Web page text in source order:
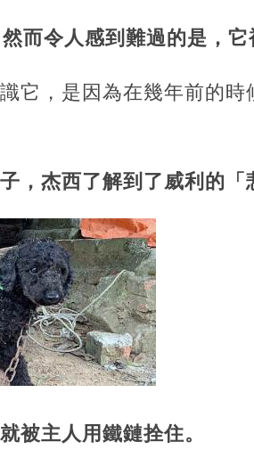
而令人感到難過的是，
它，是因為在幾年前的
，杰西了解到了威利的「
被主人用鐵鏈拴住。